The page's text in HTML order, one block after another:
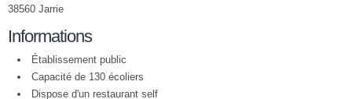
38560 Jarrie
Informations
Établissement public
Capacité de 130 écoliers
Dispose d'un restaurant self